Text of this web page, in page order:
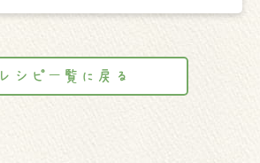
レシピ一覧に戻る